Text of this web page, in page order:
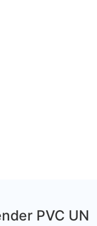
PVC UN